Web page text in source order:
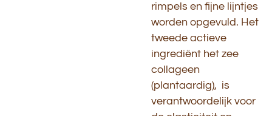
rimpels en fijne lijntjes
worden opgevuld. Het
tweede actieve
ingrediënt het zee
collageen
(plantaardig), is
verantwoordelijk voor